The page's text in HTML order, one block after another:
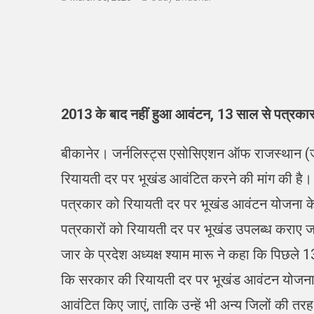
2013 के बाद नहीं हुआ आवंटन, 13 साल से पत्रकार
बीकानेर। जर्नलिस्ट्स एसोसिएशन ऑफ राजस्थान
रियायती दर पर भूखंड आवंटित करने की मांग की है।
पत्रकार को रियायती दर पर भूखंड आवंटन योजना
पत्रकारों को रियायती दर पर भूखंड उपलब्ध कराए
जार के प्रदेश अध्यक्ष श्याम मारू ने कहा कि पिछले
कि सरकार की रियायती दर पर भूखंड आवंटन
आवंटित किए जाएं, ताकि उन्हें भी अन्य जिलों की